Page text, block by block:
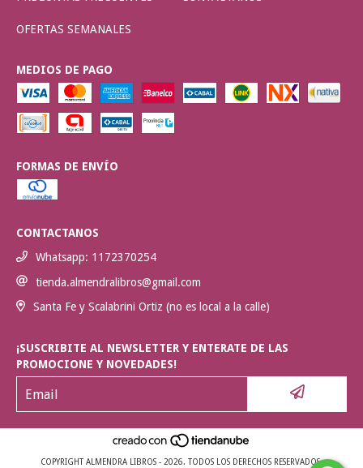
OFERTAS SEMANALES
MEDIOS DE PAGO
FORMAS DE ENVÍO
CONTACTANOS
Whatsapp: 1172370254
tienda.almendralibros@gmail.com
Santa Fe y Scalabrini Ortiz (no es local a la calle)
¡SUSCRIBITE AL NEWSLETTER Y ENTERATE DE LAS
PROMOCIONE Y NOVEDADES!
COPYRIGHT ALMENDRA LIBROS - 2026. TODOS LOS DERECHOS RESERVADOS.